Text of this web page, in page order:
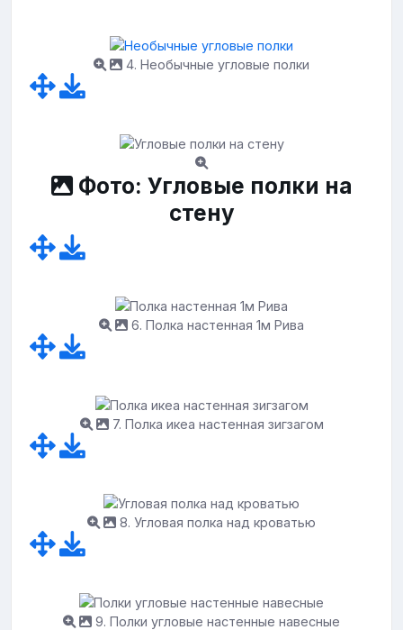
4. Необычные угловые полки
Фото: Угловые полки на
стену
6. Полка настенная 1м Рива
7. Полка икеа настенная зигзагом
8. Угловая полка над кроватью
9. Полки угловые настенные навесные